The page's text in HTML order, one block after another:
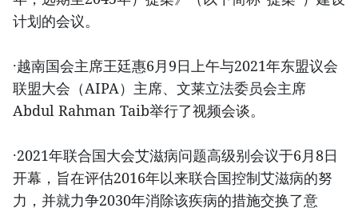
计划的会议。
·越南国会主席王廷惠6月9日上午与2021年东盟议会
联盟大会（AIPA）主席、文莱立法委员会主席
Abdul Rahman Taib举行了视频会谈。
·2021年联合国大会艾滋病问题高级别会议于6月8日
开幕，旨在评估2016年以来联合国控制艾滋病的努
力，并就力争2030年消除该疾病的措施交换了意